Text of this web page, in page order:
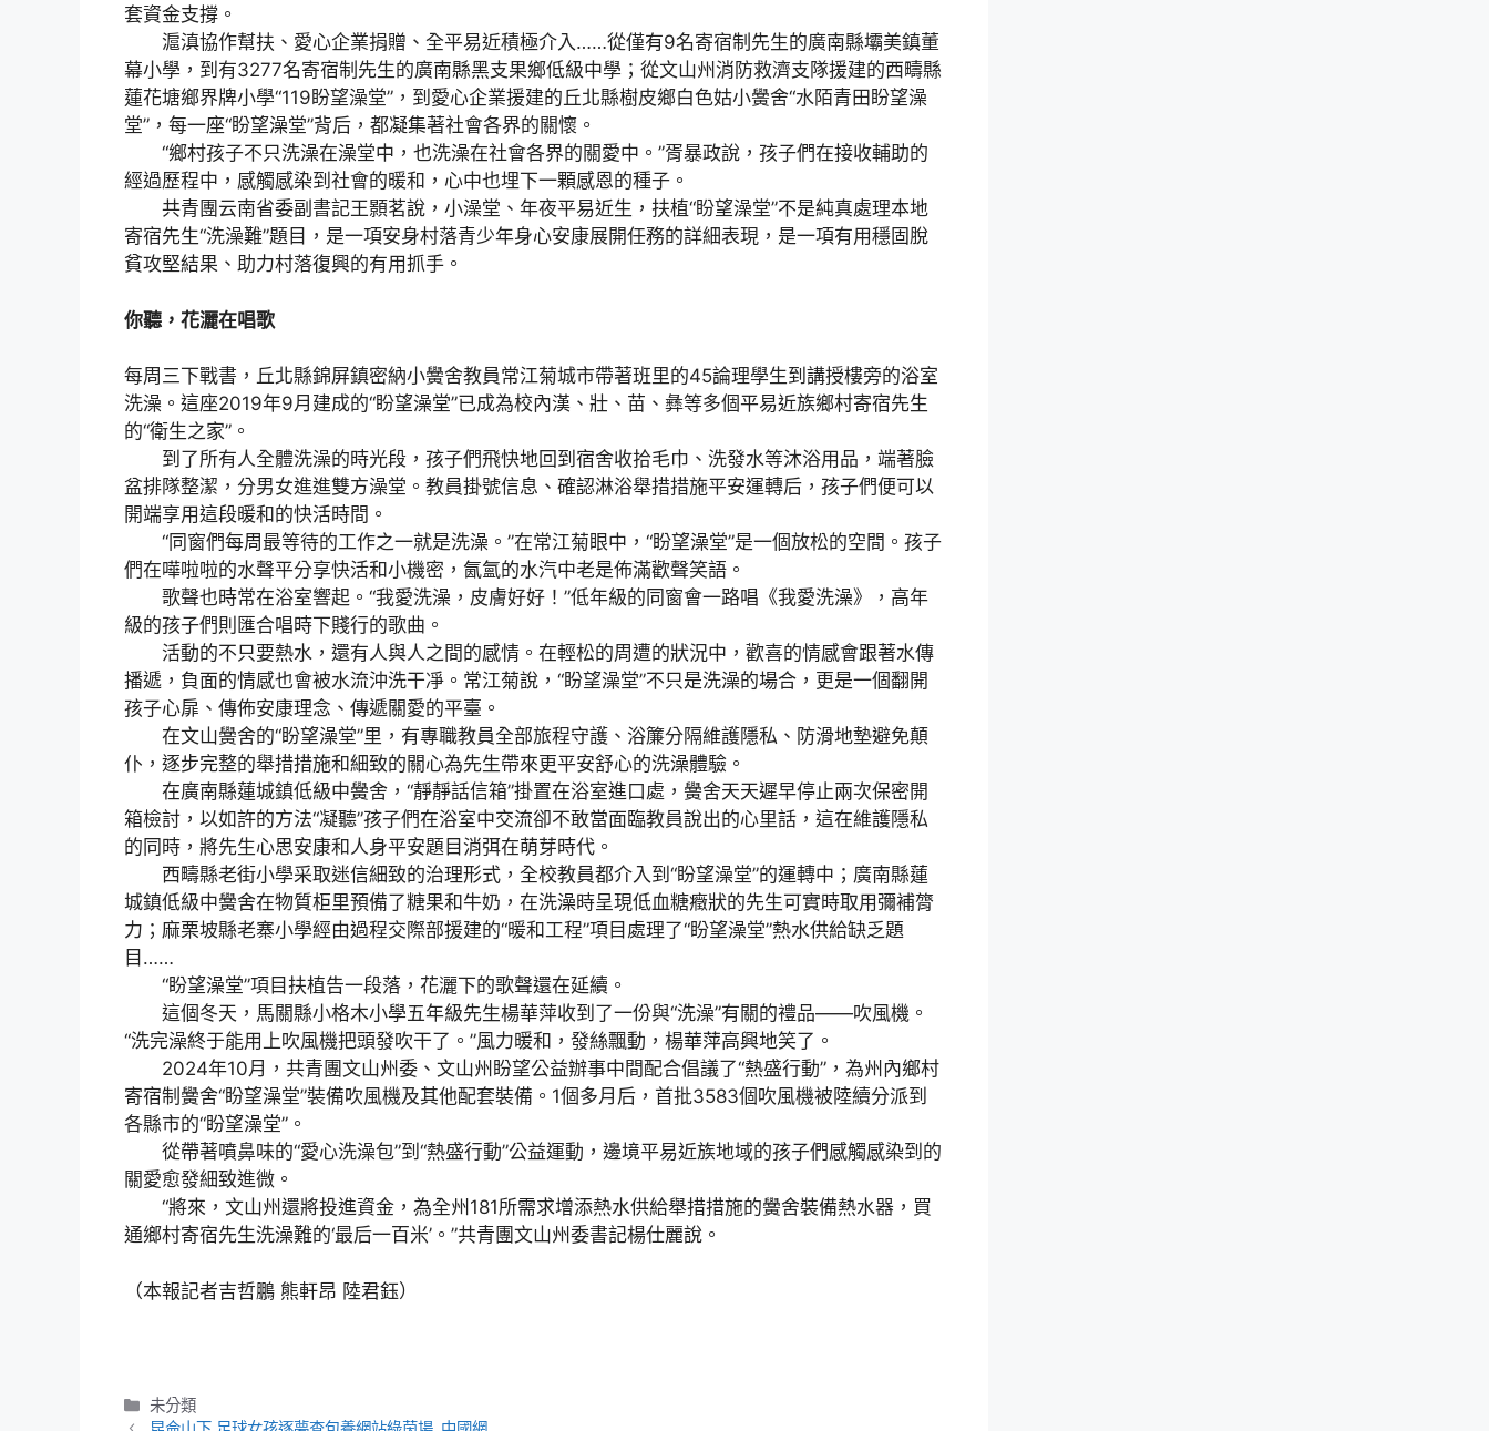
套資金支撐。
滬滇協作幫扶、愛心企業捐贈、全平易近積極介入……從僅有9名寄宿制先生的廣南縣壩美鎮董
幕小學，到有3277名寄宿制先生的廣南縣黑支果鄉低級中學；從文山州消防救濟支隊援建的西疇縣
蓮花塘鄉界牌小學“119盼望澡堂”，到愛心企業援建的丘北縣樹皮鄉白色姑小黌舍“水陌青田盼望澡
堂”，每一座“盼望澡堂”背后，都凝集著社會各界的關懷。
“鄉村孩子不只洗澡在澡堂中，也洗澡在社會各界的關愛中。”胥暴政說，孩子們在接收輔助的
經過歷程中，感觸感染到社會的暖和，心中也埋下一顆感恩的種子。
共青團云南省委副書記王顥茗說，小澡堂、年夜平易近生，扶植“盼望澡堂”不是純真處理本地
寄宿先生“洗澡難”題目，是一項安身村落青少年身心安康展開任務的詳細表現，是一項有用穩固脫
貧攻堅結果、助力村落復興的有用抓手。
你聽，花灑在唱歌
每周三下戰書，丘北縣錦屏鎮密納小黌舍教員常江菊城市帶著班里的45論理學生到講授樓旁的浴室
洗澡。這座2019年9月建成的“盼望澡堂”已成為校內漢、壯、苗、彝等多個平易近族鄉村寄宿先生
的“衛生之家”。
到了所有人全體洗澡的時光段，孩子們飛快地回到宿舍收拾毛巾、洗發水等沐浴用品，端著臉
盆排隊整潔，分男女進進雙方澡堂。教員掛號信息、確認淋浴舉措措施平安運轉后，孩子們便可以
開端享用這段暖和的快活時間。
“同窗們每周最等待的工作之一就是洗澡。”在常江菊眼中，“盼望澡堂”是一個放松的空間。孩子
們在嘩啦啦的水聲平分享快活和小機密，氤氳的水汽中老是佈滿歡聲笑語。
歌聲也時常在浴室響起。“我愛洗澡，皮膚好好！”低年級的同窗會一路唱《我愛洗澡》，高年
級的孩子們則匯合唱時下賤行的歌曲。
活動的不只要熱水，還有人與人之間的感情。在輕松的周遭的狀況中，歡喜的情感會跟著水傳
播遞，負面的情感也會被水流沖洗干凈。常江菊說，“盼望澡堂”不只是洗澡的場合，更是一個翻開
孩子心扉、傳佈安康理念、傳遞關愛的平臺。
在文山黌舍的“盼望澡堂”里，有專職教員全部旅程守護、浴簾分隔維護隱私、防滑地墊避免顛
仆，逐步完整的舉措措施和細致的關心為先生帶來更平安舒心的洗澡體驗。
在廣南縣蓮城鎮低級中黌舍，“靜靜話信箱”掛置在浴室進口處，黌舍天天遲早停止兩次保密開
箱檢討，以如許的方法“凝聽”孩子們在浴室中交流卻不敢當面臨教員說出的心里話，這在維護隱私
的同時，將先生心思安康和人身平安題目消弭在萌芽時代。
西疇縣老街小學采取迷信細致的治理形式，全校教員都介入到“盼望澡堂”的運轉中；廣南縣蓮
城鎮低級中黌舍在物質柜里預備了糖果和牛奶，在洗澡時呈現低血糖癥狀的先生可實時取用彌補膂
力；麻栗坡縣老寨小學經由過程交際部援建的“暖和工程”項目處理了“盼望澡堂”熱水供給缺乏題
目……
“盼望澡堂”項目扶植告一段落，花灑下的歌聲還在延續。
這個冬天，馬關縣小格木小學五年級先生楊華萍收到了一份與“洗澡”有關的禮品——吹風機。
“洗完澡終于能用上吹風機把頭發吹干了。”風力暖和，發絲飄動，楊華萍高興地笑了。
2024年10月，共青團文山州委、文山州盼望公益辦事中間配合倡議了“熱盛行動”，為州內鄉村
寄宿制黌舍“盼望澡堂”裝備吹風機及其他配套裝備。1個多月后，首批3583個吹風機被陸續分派到
各縣市的“盼望澡堂”。
從帶著噴鼻味的“愛心洗澡包”到“熱盛行動”公益運動，邊境平易近族地域的孩子們感觸感染到的
關愛愈發細致進微。
“將來，文山州還將投進資金，為全州181所需求增添熱水供給舉措措施的黌舍裝備熱水器，買
通鄉村寄宿先生洗澡難的‘最后一百米’。”共青團文山州委書記楊仕麗說。
（本報記者吉哲鵬 熊軒昂 陸君鈺）
分
未分類